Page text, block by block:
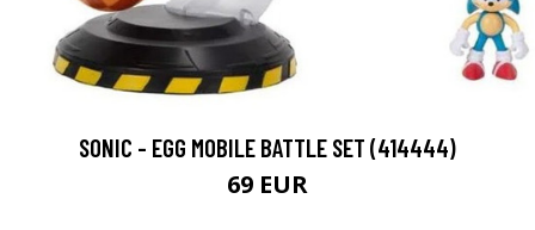
SONIC - EGG MOBILE BATTLE SET (414444)
69 EUR